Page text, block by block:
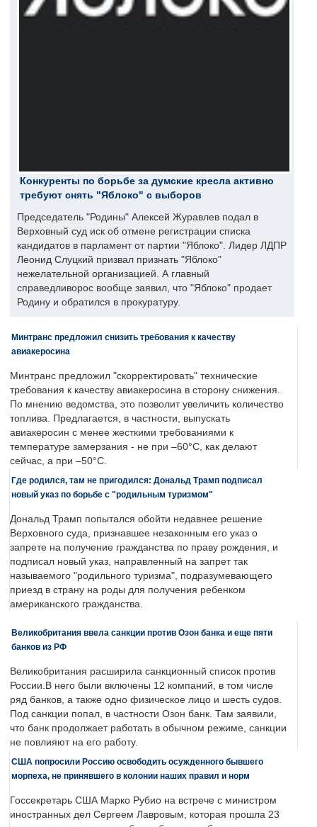
Конкуренты по борьбе за думские кресла активно
требуют снять "Яблоко" с выборов
Председатель "Родины" Алексей Журавлев подал в
Верховный суд иск об отмене регистрации списка
кандидатов в парламент от партии "Яблоко". Лидер ЛДПР
Леонид Слуцкий призвал признать "Яблоко"
нежелательной организацией. А главный
справедливорос вообще заявил, что "Яблоко" продает
Родину и обратился в прокуратуру.
Минтранс предложил снизить требования к качеству
авиакеросина
Минтранс предложил "скорректировать" технические
требования к качеству авиакеросина в сторону снижения.
По мнению ведомства, это позволит увеличить количество
топлива. Предлагается, в частности, выпускать
авиакеросин с менее жесткими требованиями к
температуре замерзания - не при –60°C, как делают
сейчас, а при –50°C.
Где родился, там не пригодился: Дональд Трамп подписал
новый указ по борьбе с "родильным туризмом"
Дональд Трамп попытался обойти недавнее решение
Верховного суда, признавшее незаконным его указ о
запрете на получение гражданства по праву рождения, и
подписал новый указ, направленный на запрет так
называемого "родильного туризма", подразумевающего
приезд в страну на роды для получения ребенком
американского гражданства.
Великобритания ввела санкции против Озон банка и еще пяти
банков из РФ
Великобритания расширила санкционный список против
России.В него были включены 12 компаний, в том числе
ряд банков, а также одно физическое лицо и шесть судов.
Под санкции попал, в частности Озон банк. Там заявили,
что банк продолжает работать в обычном режиме, санкции
не повлияют на его работу.
США попросили Россию освободить осужденного бывшего
морпеха, не принявшего в колонии наших правил и норм
Госсекретарь США Марко Рубио на встрече с министром
иностранных дел Сергеем Лавровым, которая прошла 23